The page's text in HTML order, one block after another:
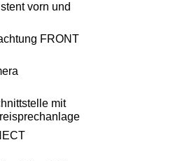
vorn und
FRONT
mit